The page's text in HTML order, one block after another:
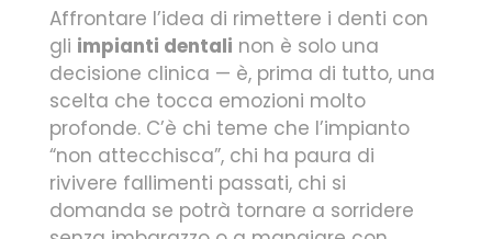
Affrontare l’idea di rimettere i denti con
gli impianti dentali non è solo una
decisione clinica — è, prima di tutto, una
scelta che tocca emozioni molto
profonde. C’è chi teme che l’impianto
“non attecchisca”, chi ha paura di
rivivere fallimenti passati, chi si
domanda se potrà tornare a sorridere